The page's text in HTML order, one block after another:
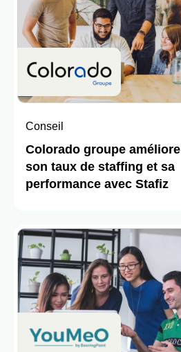
Conseil
Colorado groupe améliore
son taux de staffing et sa
performance avec Stafiz